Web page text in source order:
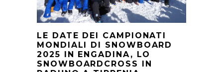
LE DATE DEI CAMPIONATI
MONDIALI DI SNOWBOARD
2025 IN ENGADINA, LO
SNOWBOARDCROSS IN